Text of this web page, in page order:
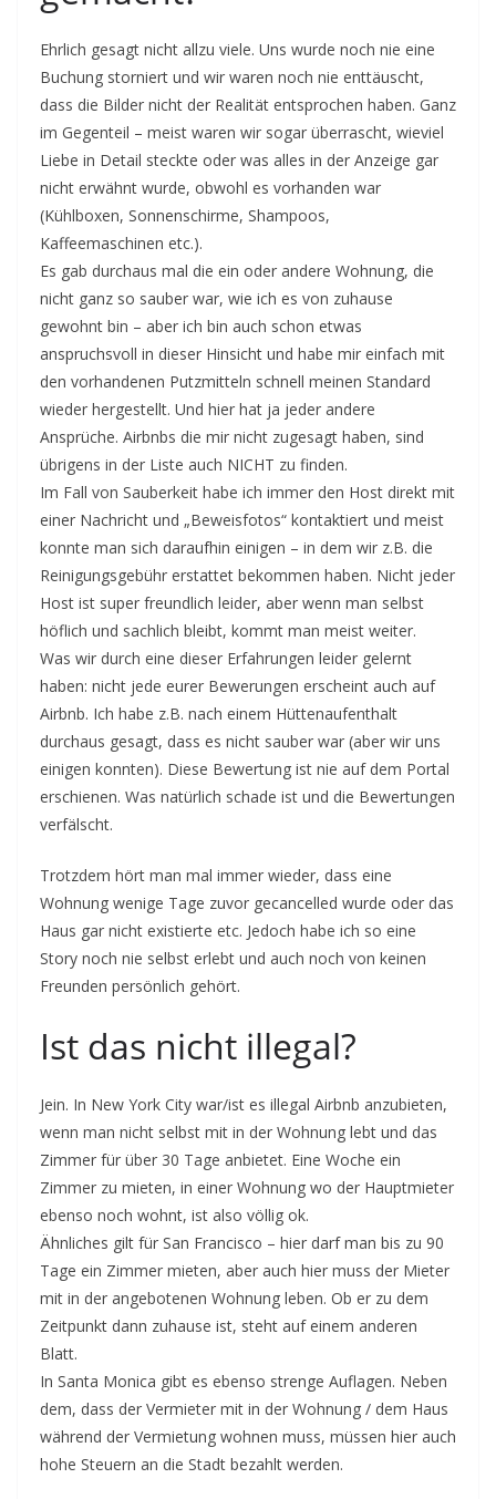
Ehrlich gesagt nicht allzu viele. Uns wurde noch nie eine
Buchung storniert und wir waren noch nie enttäuscht,
dass die Bilder nicht der Realität entsprochen haben. Ganz
im Gegenteil – meist waren wir sogar überrascht, wieviel
Liebe in Detail steckte oder was alles in der Anzeige gar
nicht erwähnt wurde, obwohl es vorhanden war
(Kühlboxen, Sonnenschirme, Shampoos,
Kaffeemaschinen etc.).
Es gab durchaus mal die ein oder andere Wohnung, die
nicht ganz so sauber war, wie ich es von zuhause
gewohnt bin – aber ich bin auch schon etwas
anspruchsvoll in dieser Hinsicht und habe mir einfach mit
den vorhandenen Putzmitteln schnell meinen Standard
wieder hergestellt. Und hier hat ja jeder andere
Ansprüche. Airbnbs die mir nicht zugesagt haben, sind
übrigens in der Liste auch NICHT zu finden.
Im Fall von Sauberkeit habe ich immer den Host direkt mit
einer Nachricht und „Beweisfotos“ kontaktiert und meist
konnte man sich daraufhin einigen – in dem wir z.B. die
Reinigungsgebühr erstattet bekommen haben. Nicht jeder
Host ist super freundlich leider, aber wenn man selbst
höflich und sachlich bleibt, kommt man meist weiter.
Was wir durch eine dieser Erfahrungen leider gelernt
haben: nicht jede eurer Bewerungen erscheint auch auf
Airbnb. Ich habe z.B. nach einem Hüttenaufenthalt
durchaus gesagt, dass es nicht sauber war (aber wir uns
einigen konnten). Diese Bewertung ist nie auf dem Portal
erschienen. Was natürlich schade ist und die Bewertungen
verfälscht.
Trotzdem hört man mal immer wieder, dass eine
Wohnung wenige Tage zuvor gecancelled wurde oder das
Haus gar nicht existierte etc. Jedoch habe ich so eine
Story noch nie selbst erlebt und auch noch von keinen
Freunden persönlich gehört.
Ist das nicht illegal?
Jein. In New York City war/ist es illegal Airbnb anzubieten,
wenn man nicht selbst mit in der Wohnung lebt und das
Zimmer für über 30 Tage anbietet. Eine Woche ein
Zimmer zu mieten, in einer Wohnung wo der Hauptmieter
ebenso noch wohnt, ist also völlig ok.
Ähnliches gilt für San Francisco – hier darf man bis zu 90
Tage ein Zimmer mieten, aber auch hier muss der Mieter
mit in der angebotenen Wohnung leben. Ob er zu dem
Zeitpunkt dann zuhause ist, steht auf einem anderen
Blatt.
In Santa Monica gibt es ebenso strenge Auflagen. Neben
dem, dass der Vermieter mit in der Wohnung / dem Haus
während der Vermietung wohnen muss, müssen hier auch
hohe Steuern an die Stadt bezahlt werden.